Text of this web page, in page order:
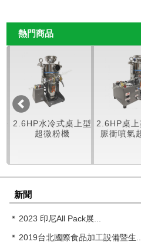
熱門商品
水冷式桌上型 2.6HP桌上型水冷式
脈衝噴氣超微粉機
新聞
2023 印尼All Pack展...
2019台北國際食品加工設備暨生...